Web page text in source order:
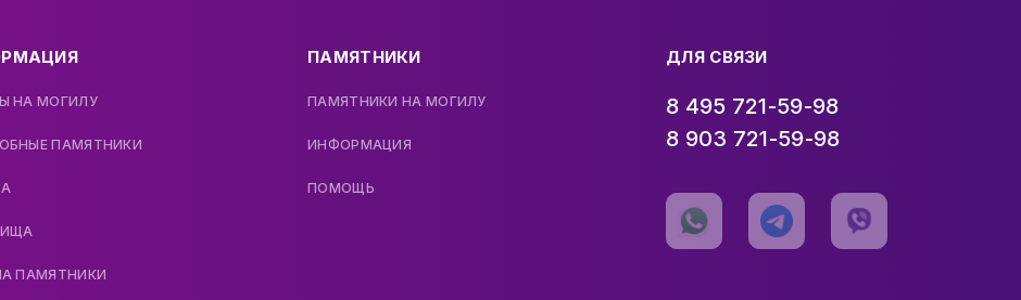
НА МОГИЛУ
ПАМЯТНИКИ
ПАМЯТНИКИ
ПАМЯТНИКИ
ПАМЯТНИКИ НА МОГИЛУ
ИНФОРМАЦИЯ
ПОМОЩЬ
ДЛЯ СВЯЗИ
8 495 721-59-98
8 903 721-59-98